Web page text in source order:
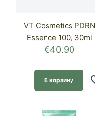
VT Cosmetics PDRN
Essence 100, 30ml
€40.90
В корзину